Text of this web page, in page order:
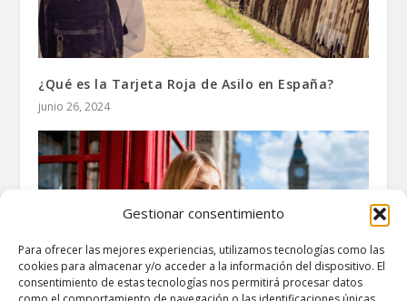
Gestionar consentimiento
Para ofrecer las mejores experiencias, utilizamos tecnologías como las
cookies para almacenar y/o acceder a la información del dispositivo. El
consentimiento de estas tecnologías nos permitirá procesar datos
¿Qué es la Tarjeta Roja de Asilo en España?
junio 26, 2024